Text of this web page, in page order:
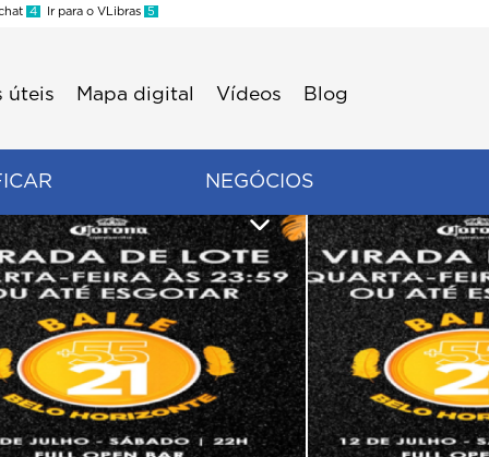
4 Ir para o VLibras 5
úteis Mapa digital Vídeos Blog
NEGÓCIOS